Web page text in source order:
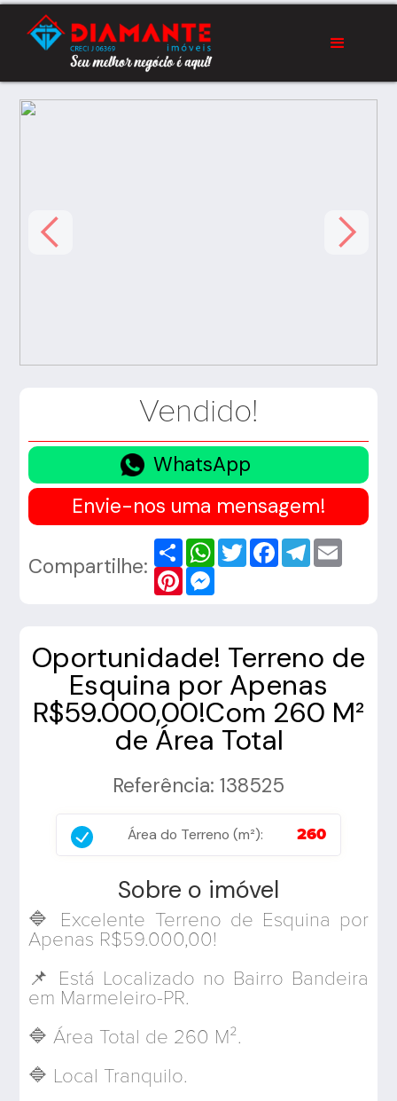
Vendido!
WhatsApp
Envie-nos uma mensagem!
Compartilhe:
Share WhatsApp
TwitterFacebookTelegram
Pinterest
Oportunidade! Terreno de
Esquina por Apenas
R$59.000,00!Com 260 M²
de Área Total
Referência: 138525
Área do Terreno (m²): 260
Sobre o imóvel
🔷 Excelente Terreno de Esquina por
Apenas R$59.000,00!
📌 Está Localizado no Bairro Bandeira
em Marmeleiro-PR.
🔷 Área Total de 260 M².
🔷 Local Tranquilo.